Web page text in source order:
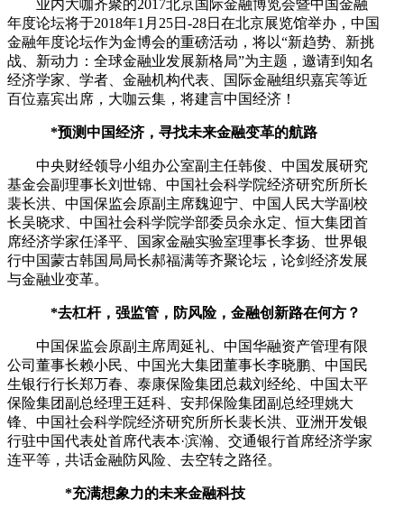
业内大咖齐聚的2017北京国际金融博览会暨中国金融
年度论坛将于2018年1月25日-28日在北京展览馆举办，中国
金融年度论坛作为金博会的重磅活动，将以“新趋势、新挑
战、新动力：全球金融业发展新格局”为主题，邀请到知名
经济学家、学者、金融机构代表、国际金融组织嘉宾等近
百位嘉宾出席，大咖云集，将建言中国经济！
*预测中国经济，寻找未来金融变革的航路
中央财经领导小组办公室副主任韩俊、中国发展研究
基金会副理事长刘世锦、中国社会科学院经济研究所所长
裴长洪、中国保监会原副主席魏迎宁、中国人民大学副校
长吴晓求、中国社会科学院学部委员余永定、恒大集团首
席经济学家任泽平、国家金融实验室理事长李扬、世界银
行中国蒙古韩国局局长郝福满等齐聚论坛，论剑经济发展
与金融业变革。
*去杠杆，强监管，防风险，金融创新路在何方？
中国保监会原副主席周延礼、中国华融资产管理有限
公司董事长赖小民、中国光大集团董事长李晓鹏、中国民
生银行行长郑万春、泰康保险集团总裁刘经纶、中国太平
保险集团副总经理王廷科、安邦保险集团副总经理姚大
锋、中国社会科学院经济研究所所长裴长洪、亚洲开发银
行驻中国代表处首席代表本·滨瀚、交通银行首席经济学家
连平等，共话金融防风险、去空转之路径。
*充满想象力的未来金融科技